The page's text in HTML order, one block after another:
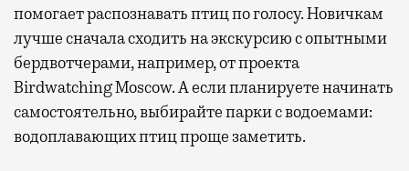
помогает распознавать птиц по голосу. Новичкам
лучше сначала сходить на экскурсию с опытными
бердвотчерами, например, от проекта
Birdwatching Moscow. А если планируете начинать
самостоятельно, выбирайте парки с водоемами:
водоплавающих птиц проще заметить.